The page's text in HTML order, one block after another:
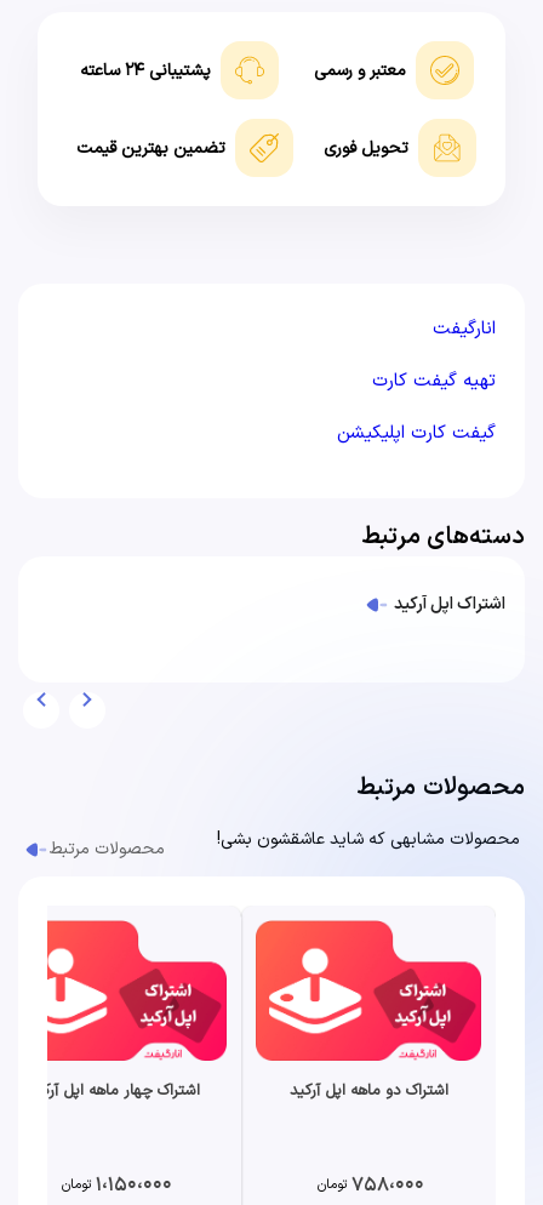
معتبر و رسمی پشتیبانی ۲۴ ساعته
تحویل فوری تضمین بهترین قیمت
انارگيفت
تهیه گیفت کارت
گیفت کارت اپلیکیشن
دسته‌های مرتبط
اشتراک اپل آرکید
محصولات مرتبط
محصولات مشابهی که شاید عاشقشون بشی! محصولات مرتبط
اشتراک دو ماهه اپل آرکید
758،000 تومان
اشتراک چهار ماهه اپل آرکید
1،150،000 تومان